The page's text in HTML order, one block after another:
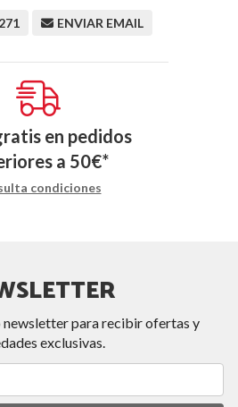
ENVIAR EMAIL
en pedidos
a 50€*
condiciones
newsletter para recibir ofertas y
exclusivas.